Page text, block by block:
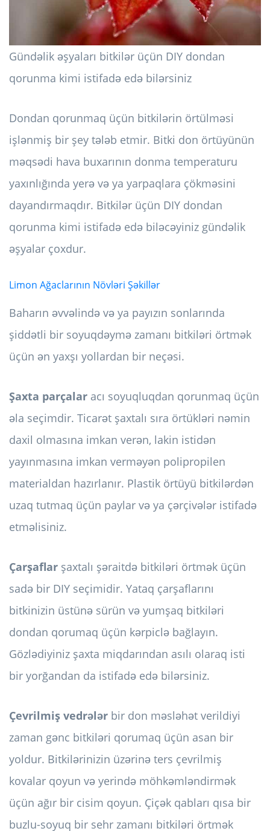
Gündəlik əşyaları bitkilər üçün DIY dondan
qorunma kimi istifadə edə bilərsiniz
Dondan qorunmaq üçün bitkilərin örtülməsi
işlənmiş bir şey tələb etmir. Bitki don örtüyünün
məqsədi hava buxarının donma temperaturu
yaxınlığında yerə və ya yarpaqlara çökməsini
dayandırmaqdır. Bitkilər üçün DIY dondan
qorunma kimi istifadə edə biləcəyiniz gündəlik
əşyalar çoxdur.
Limon Ağaclarının Növləri Şəkillər
Baharın əvvəlində və ya payızın sonlarında
şiddətli bir soyuqdəymə zamanı bitkiləri örtmək
üçün ən yaxşı yollardan bir neçəsi.
Şaxta parçalar acı soyuqluqdan qorunmaq üçün
əla seçimdir. Ticarət şaxtalı sıra örtükləri nəmin
daxil olmasına imkan verən, lakin istidən
yayınmasına imkan verməyən polipropilen
materialdan hazırlanır. Plastik örtüyü bitkilərdən
uzaq tutmaq üçün paylar və ya çərçivələr istifadə
etməlisiniz.
Çarşaflar şaxtalı şəraitdə bitkiləri örtmək üçün
sadə bir DIY seçimidir. Yataq çarşaflarını
bitkinizin üstünə sürün və yumşaq bitkiləri
dondan qorumaq üçün kərpiclə bağlayın.
Gözlədiyiniz şaxta miqdarından asılı olaraq isti
bir yorğandan da istifadə edə bilərsiniz.
Çevrilmiş vedrələr bir don məsləhət verildiyi
zaman gənc bitkiləri qorumaq üçün asan bir
yoldur. Bitkilərinizin üzərinə ters çevrilmiş
kovalar qoyun və yerində möhkəmləndirmək
üçün ağır bir cisim qoyun. Çiçək qabları qısa bir
buzlu-soyuq bir sehr zamanı bitkiləri örtmək